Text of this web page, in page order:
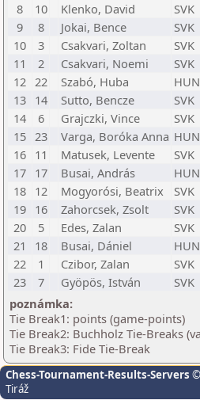
8
10 Klenko, David SVK
9
8 Jokai, Bence SVK
10
3 Csakvari, Zoltan SVK
11
2 Csakvari, Noemi SVK
12 22 Szabó, Huba HUN
13 14 Sutto, Bencze SVK
14
6 Grajczki, Vince SVK
15 23 Varga, Boróka Anna HUN
16 11 Matusek, Levente SVK
17 17 Busai, András HUN
18 12 Mogyorósi, Beatrix SVK
19 16 Zahorcsek, Zsolt SVK
20
5 Edes, Zalan SVK
21
18 Busai, Dániel HUN
22
1 Czibor, Zalan SVK
23
7 Gyöpös, István SVK
poznámka:
Tie Break1: points (game-points)
Tie Break2: Buchholz Tie-Breaks
Tie Break3: Fide Tie-Break
Chess-Tournament-Results-Servers
Tiráž